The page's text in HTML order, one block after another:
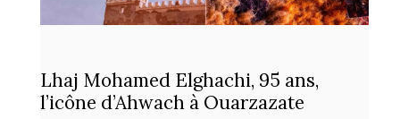
Lhaj Mohamed Elghachi, 95 ans,
l’icône d’Ahwach à Ouarzazate